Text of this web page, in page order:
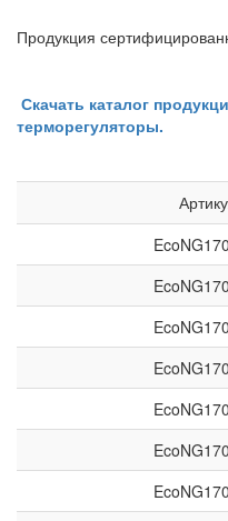
Продукция
Скачать каталог
терморегуляторы.